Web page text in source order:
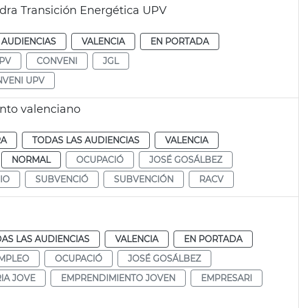
Transición Energética UPV
VALENCIA
EN PORTADA
CONVENI
JGL
UPV
valenciano
TODAS LAS AUDIENCIAS
VALENCIA
NORMAL OCUPACIÓ
JOSÉ GOSÁLBEZ
SUBVENCIÓ SUBVENCIÓN RACV
LAS AUDIENCIAS VALENCIA
EN PORTADA
OCUPACIÓ
JOSÉ GOSÁLBEZ
JOVE EMPRENDIMIENTO JOVEN
EMPRESARI